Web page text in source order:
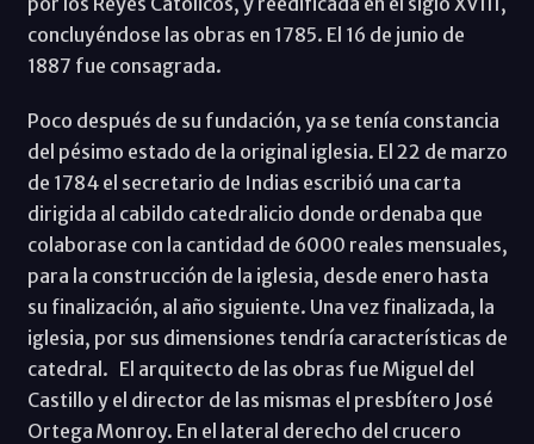
concluyéndose las obras en 1785. El 16 de junio de
1887 fue consagrada.
Poco después de su fundación, ya se tenía constancia
del pésimo estado de la original iglesia. El 22 de marzo
de 1784 el secretario de Indias escribió una carta
dirigida al cabildo catedralicio donde ordenaba que
colaborase con la cantidad de 6000 reales mensuales,
para la construcción de la iglesia, desde enero hasta
su finalización, al año siguiente. Una vez finalizada, la
iglesia, por sus dimensiones tendría características de
catedral. El arquitecto de las obras fue Miguel del
Castillo y el director de las mismas el presbítero José
Ortega Monroy. En el lateral derecho del crucero